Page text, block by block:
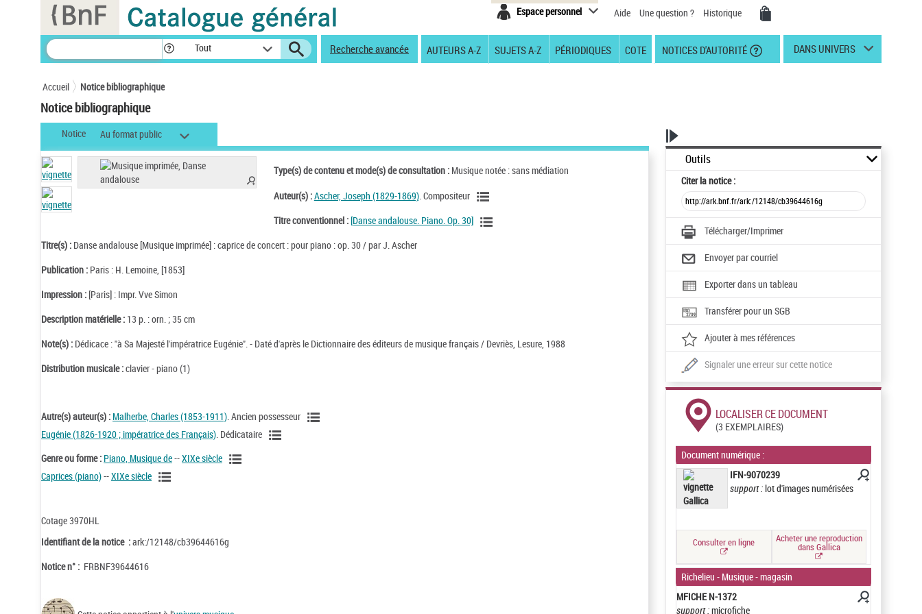
Espace personnel Aide Une question ? Historique
Tout Recherche avancée AUTEURS A-Z SUJETS A-Z PÉRIODIQUES COTE NOTICES D'AUTORITÉ DANS UNIVERS
Accueil Notice bibliographique
Notice bibliographique
Notice Au format public
Type(s) de contenu et mode(s) de consultation : Musique notée : sans médiation
Auteur(s) :Ascher, Joseph (1829-1869). Compositeur
Titre conventionnel :[Danse andalouse. Piano. Op. 30]
Titre(s) : Danse andalouse [Musique imprimée] : caprice de concert : pour piano : op. 30 / par J. Ascher
Publication : Paris : H. Lemoine, [1853]
Impression : [Paris] : Impr. Vve Simon
Description matérielle : 13 p. : orn. ; 35 cm
Note(s) : Dédicace : "à Sa Majesté l'impératrice Eugénie". - Daté d'après le Dictionnaire des éditeurs de musique français / Devriès, Lesure, 1988
Distribution musicale :clavier - piano (1)
Autre(s) auteur(s) : Malherbe, Charles (1853-1911). Ancien possesseur
Eugénie (1826-1920 ; impératrice des Français). Dédicataire
Genre ou forme : Piano, Musique de--XIXe siècle
Caprices (piano)--XIXe siècle
Cotage 3970HL
Identifiant de la notice :ark:/12148/cb39644616g
Notice n° : FRBNF39644616
Outils
Citerla notice :
Télécharger/Imprimer
Envoyer par courriel
Exporter dans un tableau
Transférer pour un SGB
Ajouter à mes références
Signaler une erreur sur cette notice
LOCALISER CE DOCUMENT
(3 EXEMPLAIRES)
Document numérique :
IFN-9070239
support :lot d'images numérisées
Consulter en ligne Acheter une reproduction
dans Gallica
Richelieu - Musique - magasin
MFICHE N-1372
support :microfiche
Panneau de gestion des cookies